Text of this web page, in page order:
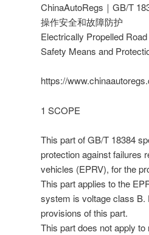
ChinaAutoRegs｜GB/T
操作安全和故障防护
Electrically Propelled
Safety Means and
https://
1 SCOPE
This part of GB/T 18384
protection against failures
vehicles (EPRV), for the
This part applies to the
system is voltage class B.
provisions of this part.
This part does not apply